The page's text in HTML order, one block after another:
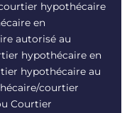
hypothécaire
en
autorisé au
hypothécaire en
hypothécaire au
courtier
Courtier